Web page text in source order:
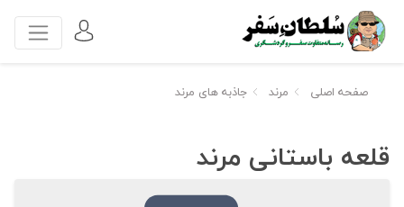
صفحه اصلی مرند جاذبه های مرند
قلعه باستانی مرند